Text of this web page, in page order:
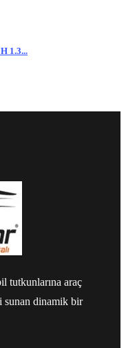
1.3...
tutkunlarına araç
sunan dinamik bir